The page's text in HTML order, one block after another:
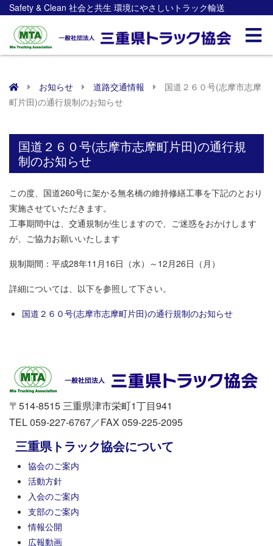
Safety & Clean 社会と共生 環境にやさしいトラック輸送
お知らせ 道路交通情報
国道２６０号(志摩市志摩
町片田)の通行規制のお知らせ
国道２６０号(志摩市志摩町片田)の通行規
制のお知らせ
この度、国道260号に架かる無名橋の維持修繕工事を下記のとおり
実施させていただきます。
工事期間中は、交通規制が生じますので、ご迷惑をおかけします
が、ご協力お願いいたします
規制期間：平成28年11月16日（水）～12月26日（月）
詳細については、以下を参照して下さい。
国道２６０号(志摩市志摩町片田)の通行規制のお知らせ
〒514-8515 三重県津市栄町1丁目941
TEL 059-227-6767／FAX 059-225-2095
三重県トラック協会について
協会のご案内
活動方針
入会のご案内
支部のご案内
情報公開
広報動画